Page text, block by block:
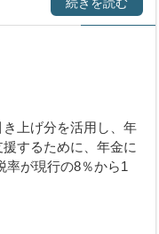
上げ分を活用し、年
するために、年金に
率が現行の8％から1